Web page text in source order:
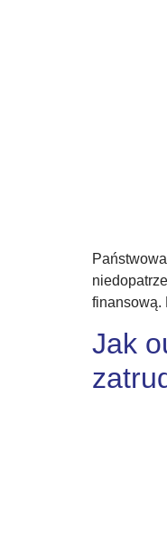
finansową.
Jak